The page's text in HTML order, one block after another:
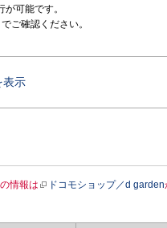
可能です。
でご確認ください。
表示
情報は ドコモショップ／d garden